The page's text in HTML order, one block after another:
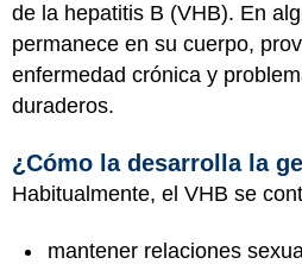
de la hepatitis B (VHB). En
permanece en su cuerpo,
enfermedad crónica y
duraderos.
¿Cómo la desarrolla la
Habitualmente, el VHB se
mantener relaciones